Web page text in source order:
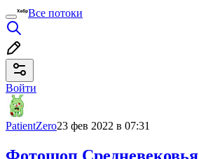
Все потоки
Войти
PatientZero23 фев 2022 в 07:31